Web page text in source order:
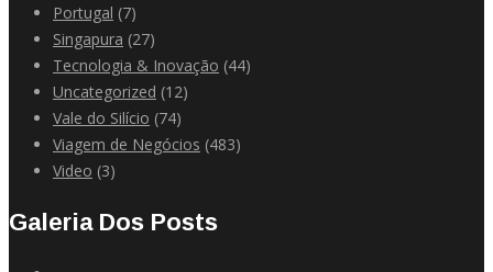
Portugal (7)
Singapura (27)
Tecnologia & Inovação (44)
Uncategorized (12)
Vale do Silício (74)
Viagem de Negócios (483)
Video (3)
Galeria Dos Posts